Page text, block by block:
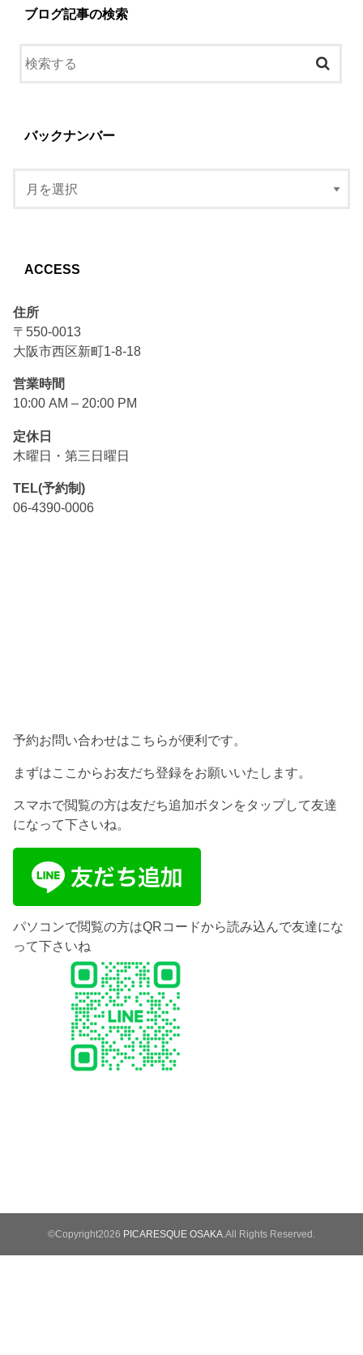
ブログ記事の検索
バックナンバー
ACCESS
住所
〒550-0013
大阪市西区新町1-8-18
営業時間
10:00 AM – 20:00 PM
定休日
木曜日・第三日曜日
TEL(予約制)
06-4390-0006
予約お問い合わせはこちらが便利です。
まずはここからお友だち登録をお願いいたします。
スマホで閲覧の方は友だち追加ボタンをタップして友達
になって下さいね。
パソコンで閲覧の方はQRコードから読み込んで友達にな
って下さいね
©Copyright2026 PICARESQUE OSAKA .All Rights Reserved.